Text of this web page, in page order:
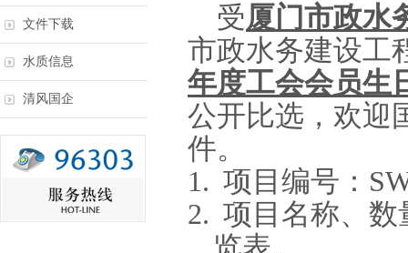
文件下载
水质信息
清风国企
受厦门市政水
市政水务建设工
年度工会会员生
公开比选，欢迎
件。
1. 项目编号：
2. 项目名称、数